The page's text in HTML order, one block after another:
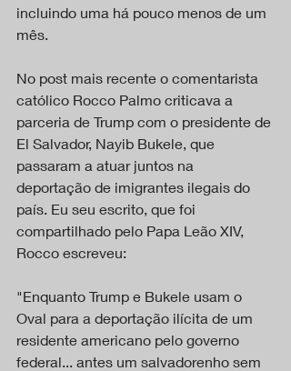
incluindo uma há pouco menos de um
mês.
No post mais recente o comentarista
católico Rocco Palmo criticava a
parceria de Trump com o presidente de
El Salvador, Nayib Bukele, que
passaram a atuar juntos na
deportação de imigrantes ilegais do
país. Eu seu escrito, que foi
compartilhado pelo Papa Leão XIV,
Rocco escreveu:
"Enquanto Trump e Bukele usam o
Oval para a deportação ilícita de um
residente americano pelo governo
federal... antes um salvadorenho sem